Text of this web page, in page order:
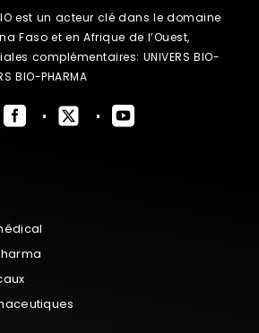
est un acteur clé dans le domaine
Faso et en Afrique de l’Ouest,
complémentaires: UNIVERS BIO-
BIO-PHARMA